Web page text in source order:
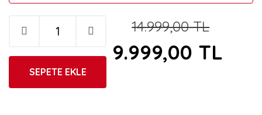
14.999,00 TL
9.999,00 TL
SEPETE EKLE